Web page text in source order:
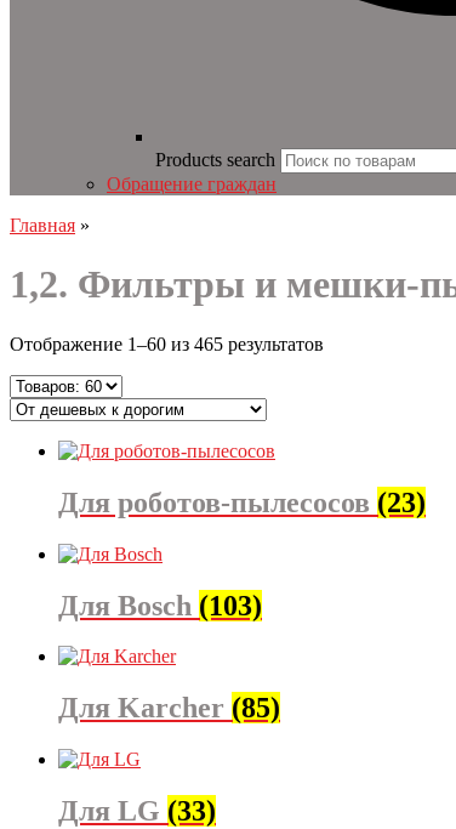
Products search
Обращение граждан
Главная »
1,2. Фильтры и мешки-
Отображение 1–60 из 465 результатов
Для роботов-пылесосов (23)
Для Bosch (103)
Для Karcher (85)
Для LG (33)